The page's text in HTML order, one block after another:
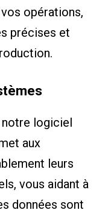
opérations,
précises et
notre logiciel
aux
leurs
vous aidant à
données sont